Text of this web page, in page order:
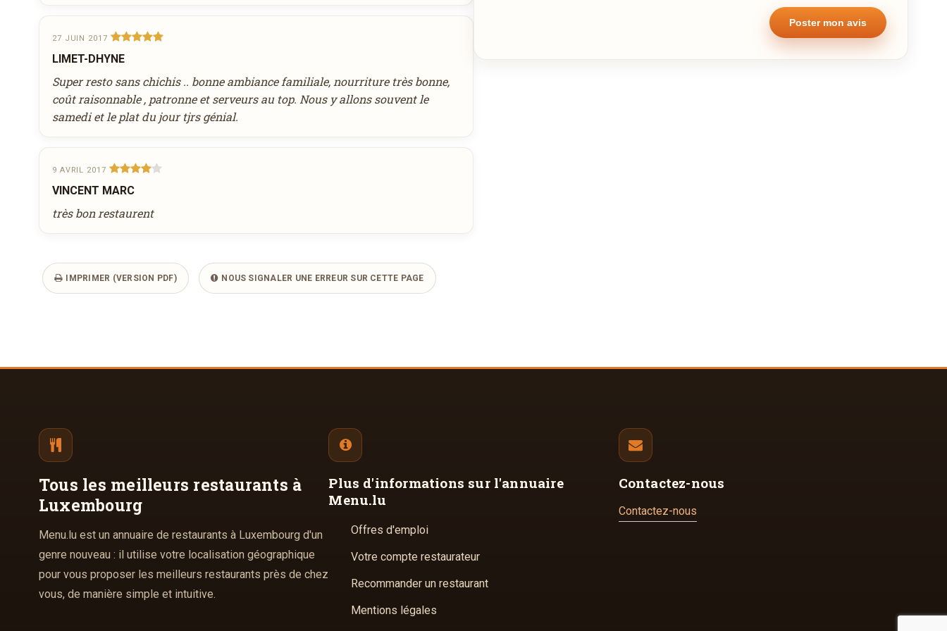
27 JUIN 2017
LIMET-DHYNE
Super resto sans chichis .. bonne ambiance familiale, nourriture très bonne,
coût raisonnable , patronne et serveurs au top. Nous y allons souvent le
samedi et le plat du jour tjrs génial.
9 AVRIL 2017
VINCENT MARC
très bon restaurent
IMPRIMER (VERSION PDF) NOUS SIGNALER UNE ERREUR SUR CETTE PAGE
Tous les meilleurs restaurants à
Luxembourg
Menu.lu est un annuaire de restaurants à Luxembourg d'un
genre nouveau : il utilise votre localisation géographique
pour vous proposer les meilleurs restaurants près de chez
vous, de manière simple et intuitive.
Plus d'informations sur l'annuaire
Menu.lu
Offres d'emploi
Votre compte restaurateur
Recommander un restaurant
Mentions légales
Contactez-nous
Contactez-nous